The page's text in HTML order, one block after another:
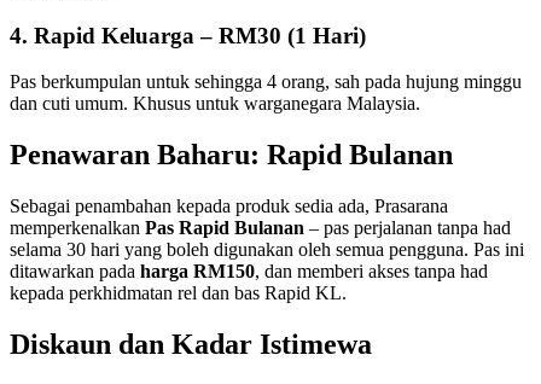
4. Rapid Keluarga – RM30 (1 Hari)
Pas berkumpulan untuk sehingga 4 orang, sah pada hujung minggu
dan cuti umum. Khusus untuk warganegara Malaysia.
Penawaran Baharu: Rapid Bulanan
Sebagai penambahan kepada produk sedia ada, Prasarana
memperkenalkan Pas Rapid Bulanan – pas perjalanan tanpa had
selama 30 hari yang boleh digunakan oleh semua pengguna. Pas ini
ditawarkan pada harga RM150, dan memberi akses tanpa had
kepada perkhidmatan rel dan bas Rapid KL.
Diskaun dan Kadar Istimewa